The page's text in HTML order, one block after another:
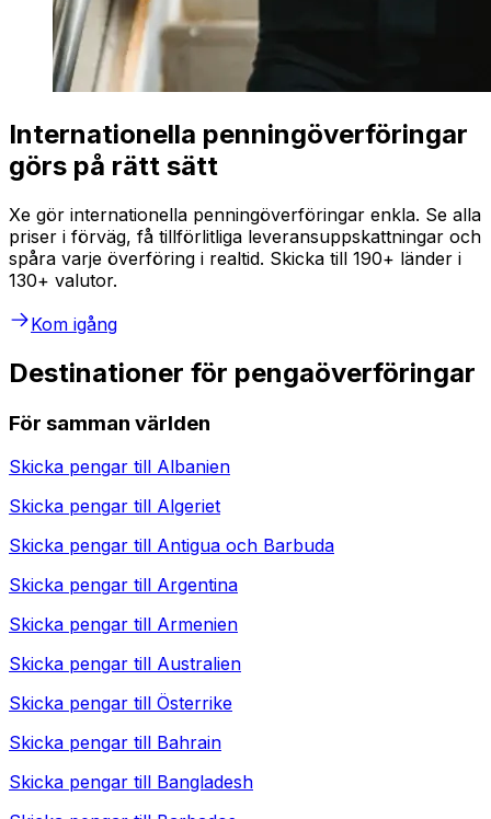
Internationella penningöverföringar
görs på rätt sätt
Xe gör internationella penningöverföringar enkla. Se alla
priser i förväg, få tillförlitliga leveransuppskattningar och
spåra varje överföring i realtid. Skicka till 190+ länder i
130+ valutor.
Kom igång
Destinationer för pengaöverföringar
För samman världen
Skicka pengar till Albanien
Skicka pengar till Algeriet
Skicka pengar till Antigua och Barbuda
Skicka pengar till Argentina
Skicka pengar till Armenien
Skicka pengar till Australien
Skicka pengar till Österrike
Skicka pengar till Bahrain
Skicka pengar till Bangladesh